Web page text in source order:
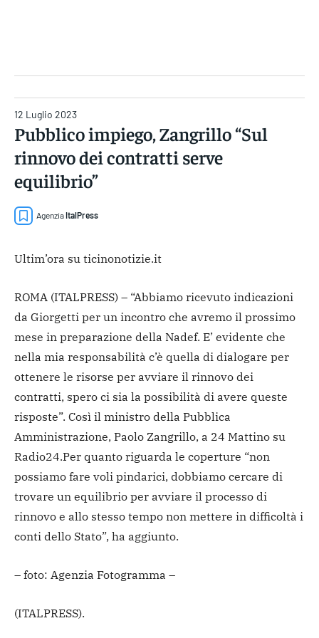
12 Luglio 2023
Pubblico impiego, Zangrillo “Sul
rinnovo dei contratti serve
equilibrio”
AgenziaItalPress
Ultim’ora su ticinonotizie.it
ROMA (ITALPRESS) – “Abbiamo ricevuto indicazioni
da Giorgetti per un incontro che avremo il prossimo
mese in preparazione della Nadef. E’ evidente che
nella mia responsabilità c’è quella di dialogare per
ottenere le risorse per avviare il rinnovo dei
contratti, spero ci sia la possibilità di avere queste
risposte”. Così il ministro della Pubblica
Amministrazione, Paolo Zangrillo, a 24 Mattino su
Radio24.Per quanto riguarda le coperture “non
possiamo fare voli pindarici, dobbiamo cercare di
trovare un equilibrio per avviare il processo di
rinnovo e allo stesso tempo non mettere in difficoltà i
conti dello Stato”, ha aggiunto.
– foto: Agenzia Fotogramma –
(ITALPRESS).